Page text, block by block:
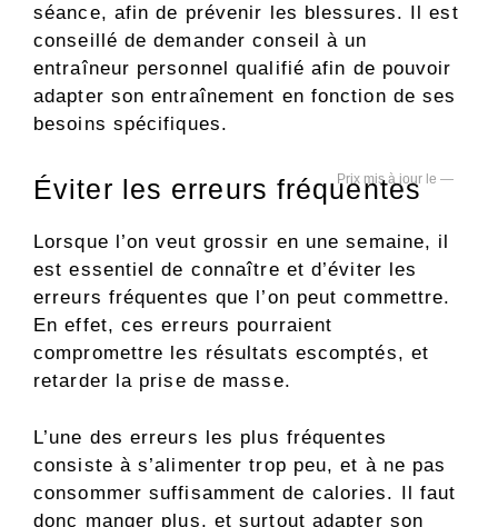
séance, afin de prévenir les blessures. Il est
conseillé de demander conseil à un
entraîneur personnel qualifié afin de pouvoir
adapter son entraînement en fonction de ses
besoins spécifiques.
—
Éviter les erreurs fréquentes
Lorsque l’on veut grossir en une semaine, il
est essentiel de connaître et d’éviter les
erreurs fréquentes que l’on peut commettre.
En effet, ces erreurs pourraient
compromettre les résultats escomptés, et
retarder la prise de masse.
L’une des erreurs les plus fréquentes
consiste à s’alimenter trop peu, et à ne pas
consommer suffisamment de calories. Il faut
donc manger plus, et surtout adapter son